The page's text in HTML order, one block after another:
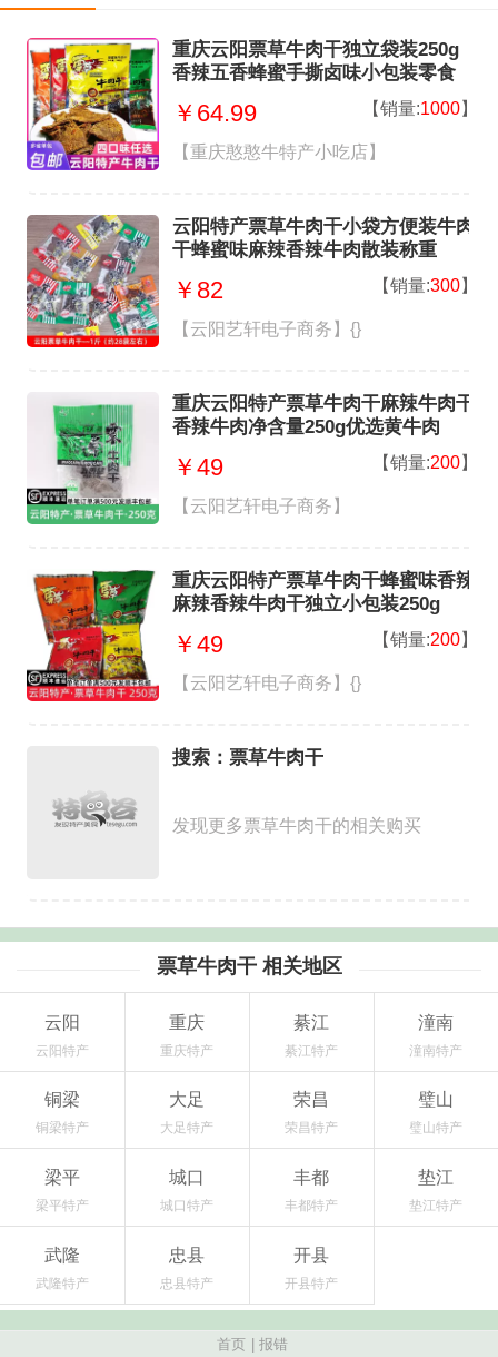
重庆云阳票草牛肉干独立袋装250g
香辣五香蜂蜜手撕卤味小包装零食
￥64.99 【销量:1000】
【重庆憨憨牛特产小吃店】
云阳特产票草牛肉干小袋方便装牛肉
干蜂蜜味麻辣香辣牛肉散装称重
￥82 【销量:300】
【云阳艺轩电子商务】{}
重庆云阳特产票草牛肉干麻辣牛肉干
香辣牛肉净含量250g优选黄牛肉
￥49 【销量:200】
【云阳艺轩电子商务】
重庆云阳特产票草牛肉干蜂蜜味香辣
麻辣香辣牛肉干独立小包装250g
￥49 【销量:200】
【云阳艺轩电子商务】{}
搜索：票草牛肉干
发现更多票草牛肉干的相关购买
票草牛肉干 相关地区
云阳
云阳特产
重庆
重庆特产
綦江
綦江特产
潼南
潼南特产
铜梁
铜梁特产
大足
大足特产
荣昌
荣昌特产
璧山
璧山特产
梁平
梁平特产
城口
城口特产
丰都
丰都特产
垫江
垫江特产
武隆
武隆特产
忠县
忠县特产
开县
开县特产
首页 报错